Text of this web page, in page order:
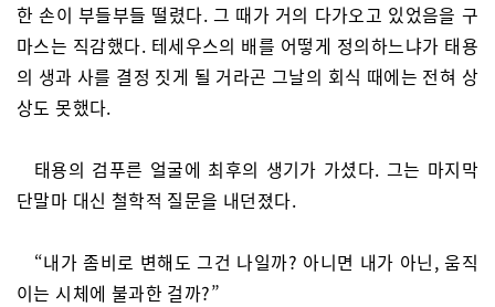
한 손이 부들부들 떨렸다. 그 때가 거의 다가오고 있었음을 구
마스는 직감했다. 테세우스의 배를 어떻게 정의하느냐가 태용
의 생과 사를 결정 짓게 될 거라곤 그날의 회식 때에는 전혀 상
상도 못했다.
태용의 검푸른 얼굴에 최후의 생기가 가셨다. 그는 마지막
단말마 대신 철학적 질문을 내던졌다.
“내가 좀비로 변해도 그건 나일까? 아니면 내가 아닌, 움직
이는 시체에 불과한 걸까?”